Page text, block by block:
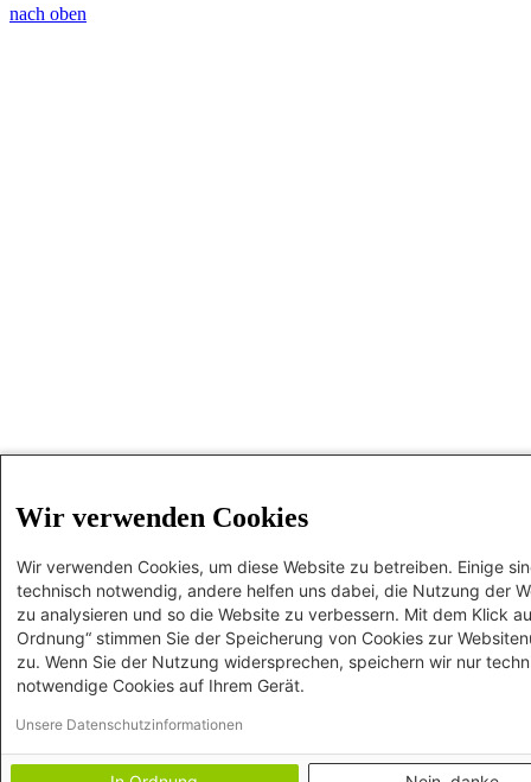
nach oben
Wir verwenden Cookies
Wir verwenden Cookies, um diese Website zu betreiben. Einige
technisch notwendig, andere helfen uns dabei, die Nutzung der
zu analysieren und so die Website zu verbessern. Mit dem Klick
Ordnung“ stimmen Sie der Speicherung von Cookies zur
zu. Wenn Sie der Nutzung widersprechen, speichern wir nur
notwendige Cookies auf Ihrem Gerät.
Unsere Datenschutzinformationen